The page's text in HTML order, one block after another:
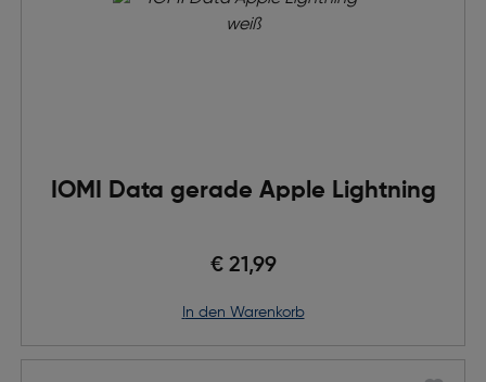
IOMI Data gerade Apple Lightning
€ 21,99
in den Warenkorb